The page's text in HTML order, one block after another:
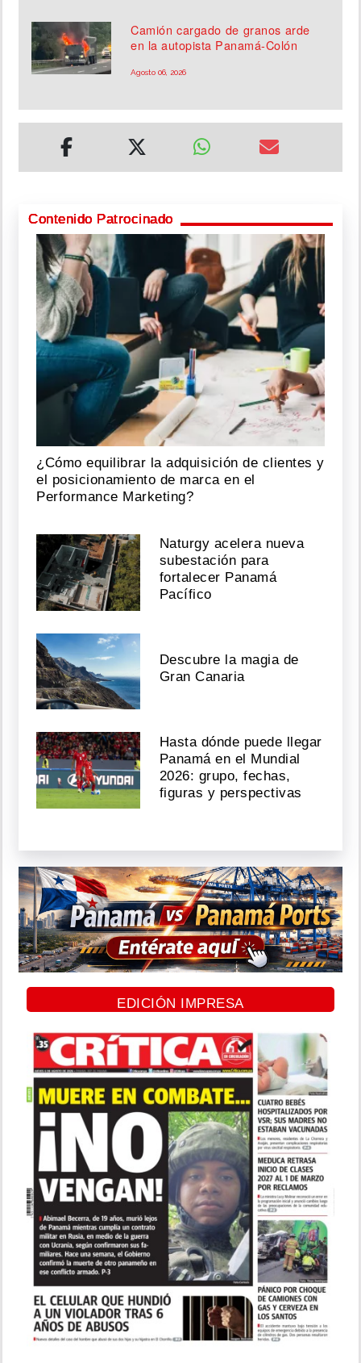
Camión cargado de granos arde
en la autopista Panamá-Colón
Agosto 06, 2026
Contenido Patrocinado
¿Cómo equilibrar la adquisición de clientes y
el posicionamiento de marca en el
Performance Marketing?
Naturgy acelera nueva
subestación para
fortalecer Panamá
Pacífico
Descubre la magia de
Gran Canaria
Hasta dónde puede llegar
Panamá en el Mundial
2026: grupo, fechas,
figuras y perspectivas
EDICIÓN IMPRESA